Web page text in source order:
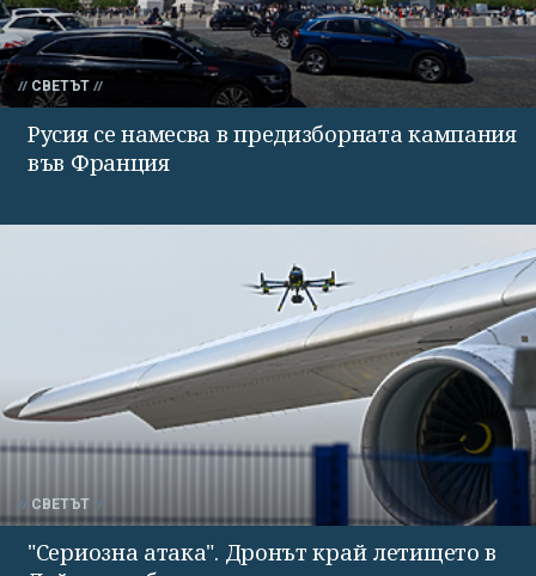
СВЕТЪТ
Русия се намесва в предизборната кампания
във Франция
СВЕТЪТ
"Сериозна атака". Дронът край летището в